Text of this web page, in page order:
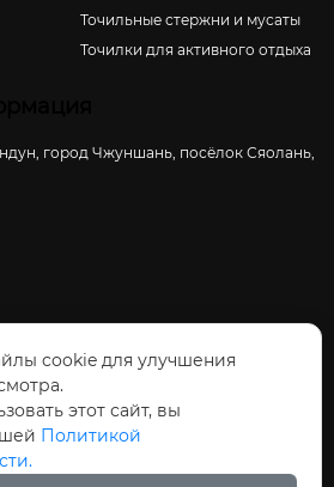
Точильные стержни и мусаты
Точилки для активного отдыха
город Чжуншань, посёлок Сяолань,
cookie для улучшения
этот сайт, вы
Политикой